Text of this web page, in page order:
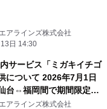
アラインズ株式会社
日 14:30
内サービス「ミガキイチゴ
について 2026年7月1日
台⇔福岡間で期間限定配
アラインズ株式会社